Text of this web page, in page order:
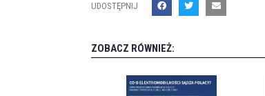
UDOSTĘPNIJ
ZOBACZ RÓWNIEŻ: